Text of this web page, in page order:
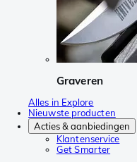
Graveren
Alles in Explore
Nieuwste producten
Acties & aanbiedingen
Klantenservice
Get Smarter